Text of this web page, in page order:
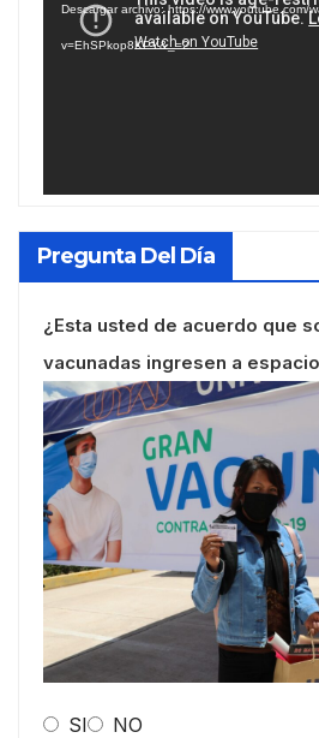
vídeo
Descargar archivo: https://www.youtube.com/
v=EhSPkop8KPY&_=2
Pregunta Del Día
¿Esta usted de acuerdo que
vacunadas ingresen a
SI NO